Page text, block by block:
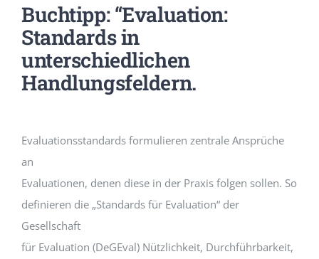
JOURNAL
PODCAST
STANDARDS
LESENSWERTES
Buchtipp: “Evaluation:
Standards in
unterschiedlichen
Handlungsfeldern.
Evaluationsstandards formulieren zentrale Ansprüche
an
Evaluationen, denen diese in der Praxis folgen sollen. So
definieren die „Standards für Evaluation“ der
Gesellschaft
für Evaluation (DeGEval) Nützlichkeit, Durchführbarkeit,